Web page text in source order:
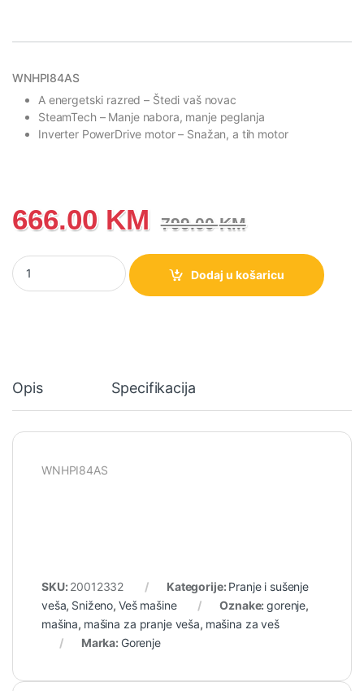
WNHPI84AS
A energetski razred– Štedi vaš novac
SteamTech – Manje nabora, manje peglanja
Inverter PowerDrive motor– Snažan, a tih motor
666.00 KM 799.00KM
WNHPI84AS Gorenje G200 Veš mašina, 8 kg, 1400 rpm količina
Dodaj u košaricu
Opis Specifikacija
WNHPI84AS
SKU: 20012332 Kategorije: Pranje i sušenje
veša, Sniženo, Veš mašine Oznake:gorenje,
mašina, mašina za pranje veša, mašina za veš
Marka: Gorenje